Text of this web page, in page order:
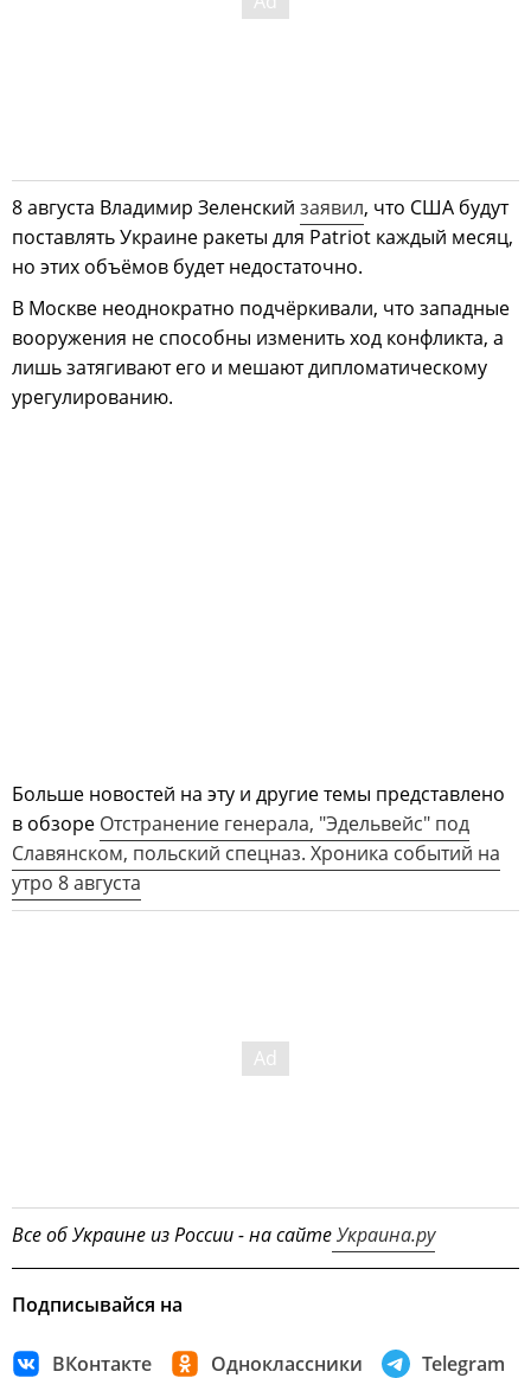
8 августа Владимир Зеленский заявил, что США будут
поставлять Украине ракеты для Patriot каждый месяц,
но этих объёмов будет недостаточно.
В Москве неоднократно подчёркивали, что западные
вооружения не способны изменить ход конфликта, а
лишь затягивают его и мешают дипломатическому
урегулированию.
Больше новостей на эту и другие темы представлено
в обзоре Отстранение генерала, "Эдельвейс" под
Славянском, польский спецназ. Хроника событий на
утро 8 августа
Все об Украине из России - на сайтеУкраина.ру
Подписывайся на
ВКонтакте Одноклассники Telegram